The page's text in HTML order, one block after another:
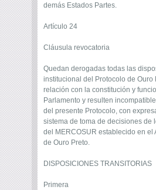
demás Estados Partes.
Artículo 24
Cláusula revocatoria
Quedan derogadas todas las
institucional del Protocolo de Ouro
relación con la constitución y
Parlamento y resulten
del presente Protocolo, con
sistema de toma de decisiones de
del MERCOSUR establecido en el
de Ouro Preto.
DISPOSICIONES TRANSITORIAS
Primera